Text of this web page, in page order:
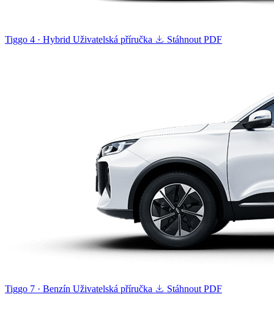
Tiggo 4 · Hybrid Uživatelská příručka Stáhnout PDF
Tiggo 7 · Benzín Uživatelská příručka Stáhnout PDF